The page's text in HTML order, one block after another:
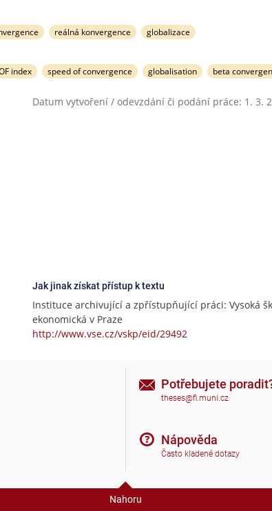
reálná konvergence globalizace
index speed of convergence globalisation beta
Datum vytvoření / odevzdání či podání práce: 1. 3.
Jak jinak získat přístup k textu
Instituce archivující a zpřístupňující práci: Vysoká
ekonomická v Praze
http://www.vse.cz/vskp/eid/29492
Potřebujete
theses@fi.muni.cz
Nápověda
Často kladené dotazy
Nahoru